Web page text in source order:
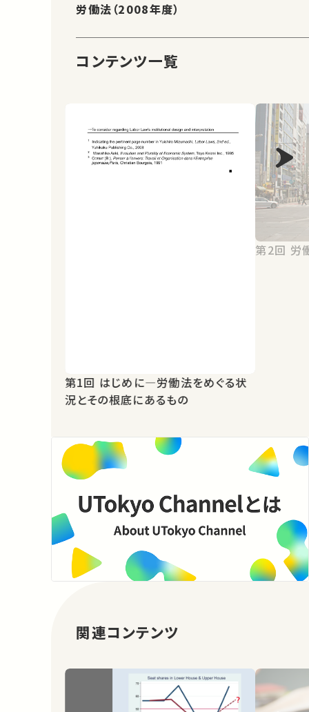
労働法（2008年度）
コンテンツ一覧
第1回 はじめに―労働法をめぐる状
況とその根底にあるもの
第2
関連コンテンツ